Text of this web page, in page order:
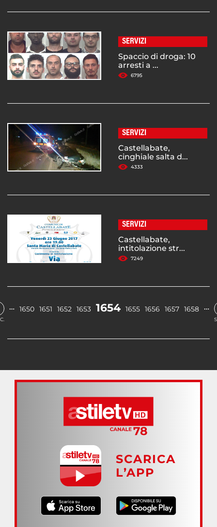
SERVIZI
Spaccio di droga: 10
arresti a ...
6795
SERVIZI
Castellabate,
cinghiale salta d...
4333
SERVIZI
Castellabate,
intitolazione str...
7249
… 1650 1651 1652 1653 1654 1655 1656 1657 1658 …
SCARICA
L’APP